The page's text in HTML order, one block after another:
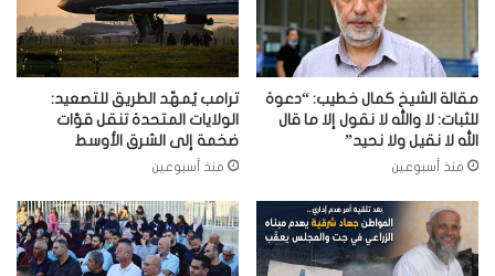
مقالة الشيخ كمال خطيب: “دعوة
للثبات: لا والله لا نقول إلا ما قال
الله لا نقيل ولا نحيد”
منذ أسبوعين
ترامب يُمهّد الطريق للتصعيد:
الولايات المتحدة تنقل قوّات
ضخمة إلى الشرق الأوسط
منذ أسبوعين